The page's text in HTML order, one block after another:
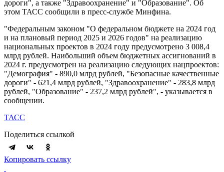
дороги", а также "Здравоохранение" и "Образование". Об
этом ТАСС сообщили в пресс-службе Минфина.
"Федеральным законом "О федеральном бюджете на 2024 год
и на плановый период 2025 и 2026 годов" на реализацию
национальных проектов в 2024 году предусмотрено 3 008,4
млрд рублей. Наибольший объем бюджетных ассигнований в
2024 г. предусмотрен на реализацию следующих нацпроектов:
"Демография" - 890,0 млрд рублей, "Безопасные качественные
дороги" - 621,4 млрд рублей, "Здравоохранение" - 283,8 млрд
рублей, "Образование" - 237,2 млрд рублей", - указывается в
сообщении.
ТАСС
Поделиться ссылкой
Копировать ссылку